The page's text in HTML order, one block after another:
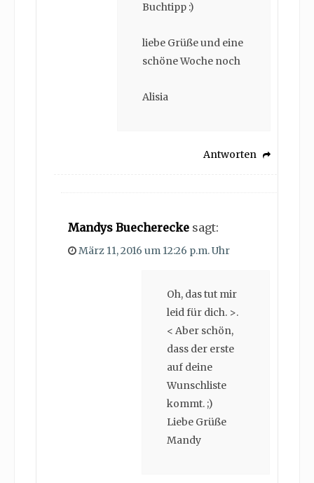
Buchtipp :)
liebe Grüße und eine
schöne Woche noch
Alisia
Antworten
Mandys Buecherecke sagt:
März 11, 2016 um 12:26 p.m. Uhr
Oh, das tut mir
leid für dich. >.
< Aber schön,
dass der erste
auf deine
Wunschliste
kommt. ;)
Liebe Grüße
Mandy